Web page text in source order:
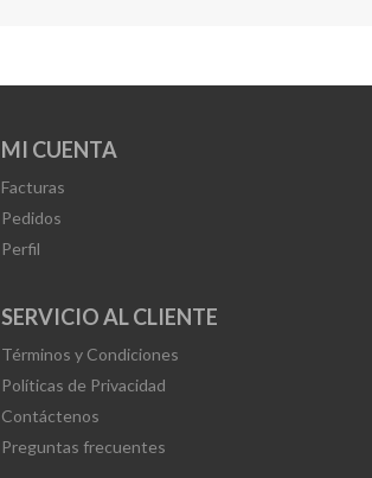
MI CUENTA
Facturas
Pedidos
Perfil
SERVICIO AL CLIENTE
Términos y Condiciones
Políticas de Privacidad
Contáctenos
Preguntas frecuentes